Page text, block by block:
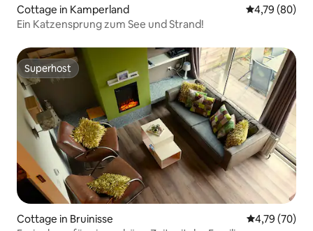
Cottage in Kamperland
4,79 (80)
Ein Katzensprung zum See und Strand!
Superhost
Superhost
Cottage in Bruinisse
4,79 (70)